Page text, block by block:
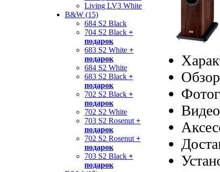
Living LV3 White
B&W (15)
684 S2 Black
704 S2 Black +
подарок
683 S2 White +
подарок
684 S2 White
683 S2 Black +
подарок
702 S2 Black +
подарок
702 S2 White
703 S2 Rosenut +
подарок
702 S2 Rosenut +
подарок
703 S2 Black +
подарок
Обзор
Видео